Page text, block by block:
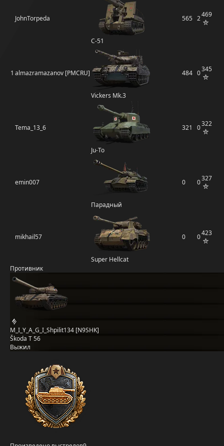
JohnTorpeda
С-51
565 2469
1 almazramazanov [PMCRU]
Vickers Mk.3
484 0345
Tema_13_6
Ju-To
321 0322
emin007
Парадный
0 0327
mikhail57
Super Hellcat
0 0423
Противник
M_I_Y_A_G_I_Shpilit134 [N9SHK]
Škoda T 56
Выжил